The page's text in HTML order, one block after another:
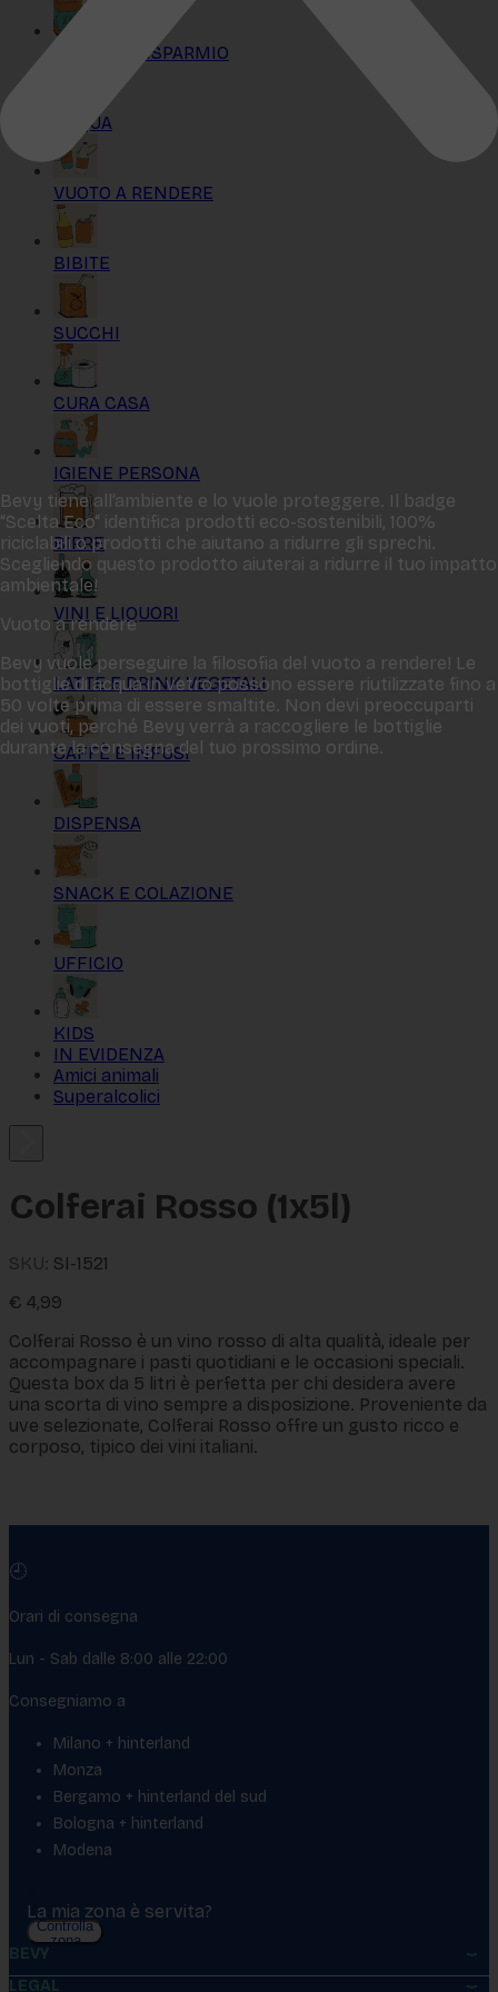
KIT MAXI RISPARMIO
ACQUA
VUOTO A RENDERE
BIBITE
SUCCHI
CURA CASA
IGIENE PERSONA
BIRRE
VINI E LIQUORI
LATTE E DRINK VEGETALI
CAFFÈ E INFUSI
DISPENSA
SNACK E COLAZIONE
UFFICIO
KIDS
IN EVIDENZA
Amici animali
Superalcolici
Bevy tiene all‘ambiente e lo vuole proteggere. Il badge
“Scelta Eco“ identifica prodotti eco-sostenibili, 100%
riciclabili o prodotti che aiutano a ridurre gli sprechi.
Scegliendo questo prodotto aiuterai a ridurre il tuo impatto
ambientale!
Vuoto a rendere
Bevy vuole perseguire la filosofia del vuoto a rendere! Le
bottiglie di acqua in vetro possono essere riutilizzate fino a
50 volte prima di essere smaltite. Non devi preoccuparti
dei vuoti, perché Bevy verrà a raccogliere le bottiglie
durante la consegna del tuo prossimo ordine.
Colferai Rosso (1x5l)
SKU: SI-1521
€ 4,99
Colferai Rosso è un vino rosso di alta qualità, ideale per
accompagnare i pasti quotidiani e le occasioni speciali.
Questa box da 5 litri è perfetta per chi desidera avere
una scorta di vino sempre a disposizione. Proveniente da
uve selezionate, Colferai Rosso offre un gusto ricco e
corposo, tipico dei vini italiani.
🕘
Orari di consegna
Lun - Sab dalle 8:00 alle 22:00
Consegniamo a
Milano + hinterland
Monza
Bergamo + hinterland del sud
Bologna + hinterland
Modena
La mia zona è servita?
Controlla
zona
BEVY
LEGAL